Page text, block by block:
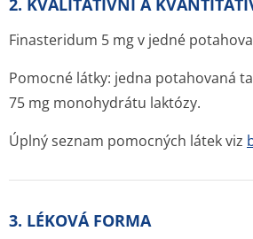
2. KVALITATIVNÍ A
Finasteridum 5 mg v jedné
Pomocné látky: jedna potahovaná
75 mg monohydrátu laktózy.
Úplný seznam pomocných látek viz
3. LÉKOVÁ FORMA